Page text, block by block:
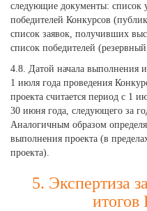
следующие документы: список
победителей Конкурсов
список заявок, получивших
список победителей
4.8. Датой начала выполнения
1 июля года проведения
проекта считается период с 1
30 июня года, следующего за
Аналогичным образом
выполнения проекта (в
проекта).
5. Экспертиза
итогов